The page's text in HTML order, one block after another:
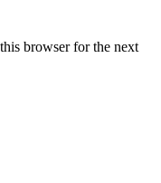
browser for the next